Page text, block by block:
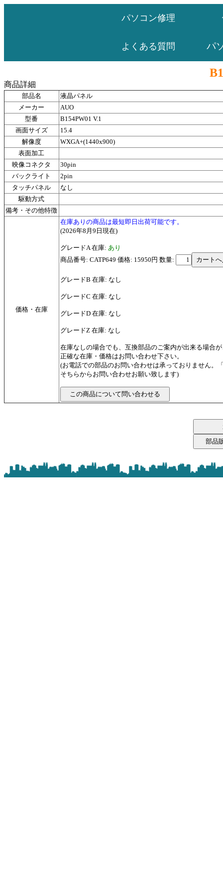
パソコン修理
よくある質問 パ
商品詳細
部品名
液晶パネル
メーカー
AUO
型番
B154PW01 V.1
画面サイズ
15.4
解像度
WXGA+(1440x900)
表面加工
映像コネクタ
30pin
バックライト
2pin
タッチパネル
なし
駆動方式
備考・その他特徴
価格・在庫
在庫ありの商品は最短即日出荷可能です。
(2026年8月9日現在)
グレードA 在庫: あり
商品番号: CATP649 価格: 15950円 数量:
グレードB 在庫: なし
グレードC 在庫: なし
グレードD 在庫: なし
グレードZ 在庫: なし
在庫なしの場合でも、互換部品のご案内が出来る場合
正確な在庫・価格はお問い合わせ下さい。
(お電話での部品のお問い合わせは承っておりません。
そちらからお問い合わせお願い致します)